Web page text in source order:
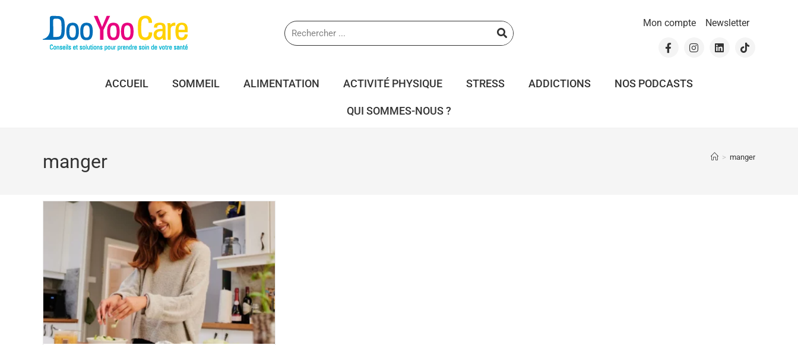
Mon compte Newsletter
ACCUEIL SOMMEIL ALIMENTATION ACTIVITÉ PHYSIQUE STRESS ADDICTIONS NOS PODCASTS
QUI SOMMES-NOUS ?
manger > manger